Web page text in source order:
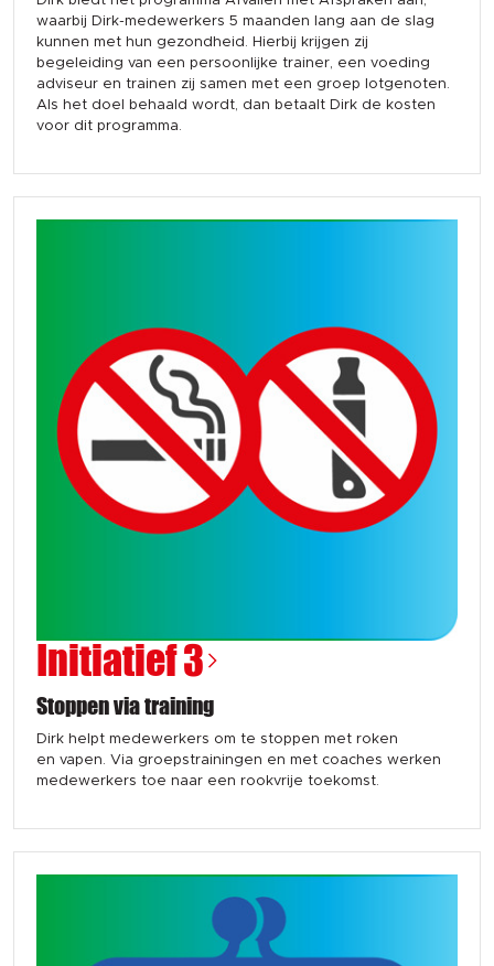
waarbij Dirk-medewerkers 5 maanden lang aan de slag
kunnen met hun gezondheid. Hierbij krijgen zij
begeleiding van een persoonlijke trainer, een voeding
adviseur en trainen zij samen met een groep lotgenoten.
Als het doel behaald wordt, dan betaalt Dirk de kosten
voor dit programma.
Initiatief 3
Stoppen via training
Dirk helpt medewerkers om te stoppen met roken
en vapen. Via groepstrainingen en met coaches werken
medewerkers toe naar een rookvrije toekomst.